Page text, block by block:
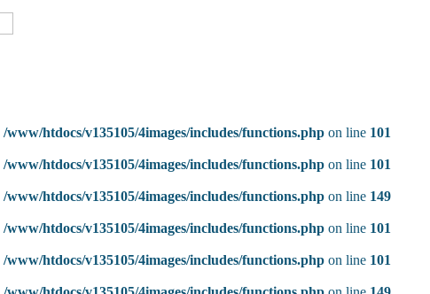
/www/htdocs/v135105/4images/includes/functions.php on line 101
/www/htdocs/v135105/4images/includes/functions.php on line 101
/www/htdocs/v135105/4images/includes/functions.php on line 149
/www/htdocs/v135105/4images/includes/functions.php on line 101
/www/htdocs/v135105/4images/includes/functions.php on line 101